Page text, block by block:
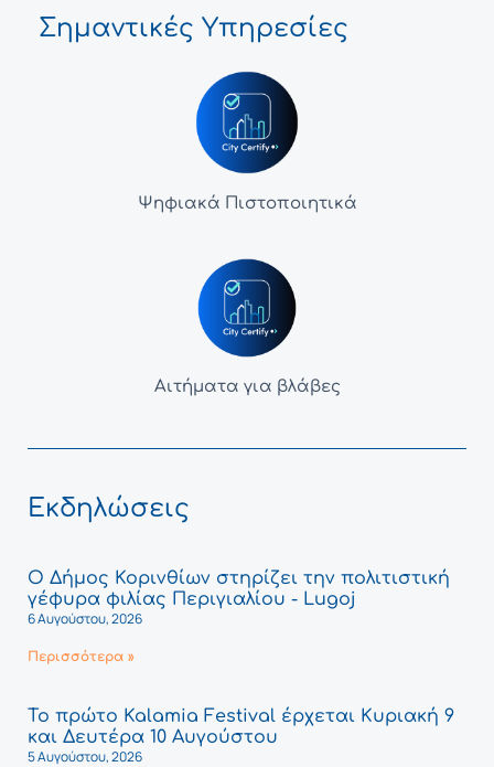
Σημαντικές Υπηρεσίες
Ψηφιακά Πιστοποιητικά
Αιτήματα για βλάβες
Εκδηλώσεις
Ο Δήμος Κορινθίων στηρίζει την πολιτιστική
γέφυρα φιλίας Περιγιαλίου - Lugoj
6 Αυγούστου, 2026
Περισσότερα »
Το πρώτο Kalamia Festival έρχεται Κυριακή 9
και Δευτέρα 10 Αυγούστου
5 Αυγούστου, 2026